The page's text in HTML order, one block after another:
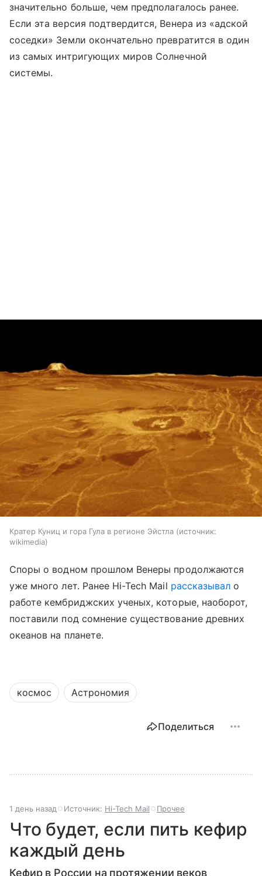
значительно больше, чем предполагалось ранее.
Если эта версия подтвердится, Венера из «адской
соседки» Земли окончательно превратится в один
из самых интригующих миров Солнечной
системы.
Кратер Куниц и гора Гула в регионе Эйстла
источник:
wikimedia
Споры о водном прошлом Венеры продолжаются
уже много лет. Ранее Hi-Tech Mail рассказывал о
работе кембриджских ученых, которые, наоборот,
поставили под сомнение существование древних
океанов на планете.
космос Астрономия
Поделиться
1 день назад Источник: Hi-Tech Mail Прочее
Что будет, если пить кефир
каждый день
Кефир в России на протяжении веков